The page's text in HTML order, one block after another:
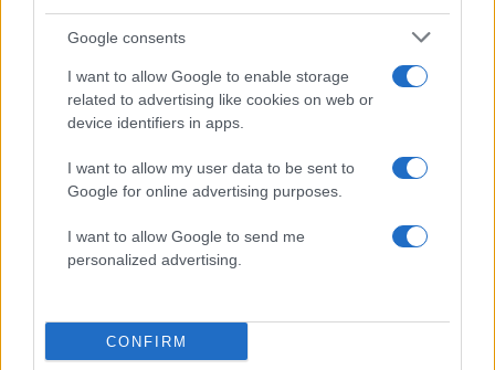
Google consents
I want to allow Google to enable storage
related to advertising like cookies on web or
device identifiers in apps.
I want to allow my user data to be sent to
Google for online advertising purposes.
I want to allow Google to send me
personalized advertising.
CONFIRM
Κρεμαστή αιώρα στον κήπο: Πώς να τη
διαλέξεις και να την τοποθετήσεις σωστά